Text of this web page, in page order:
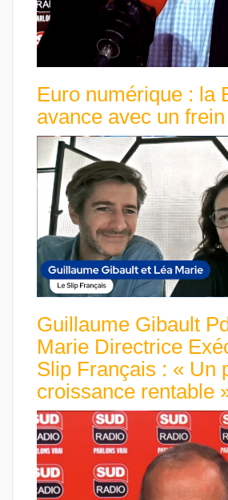
Euro numérique : la
avance avec un
Guillaume Gibault
Marie Directrice
Slip Français : « Un
croissance rentable